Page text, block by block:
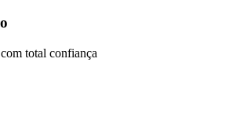
total confiança